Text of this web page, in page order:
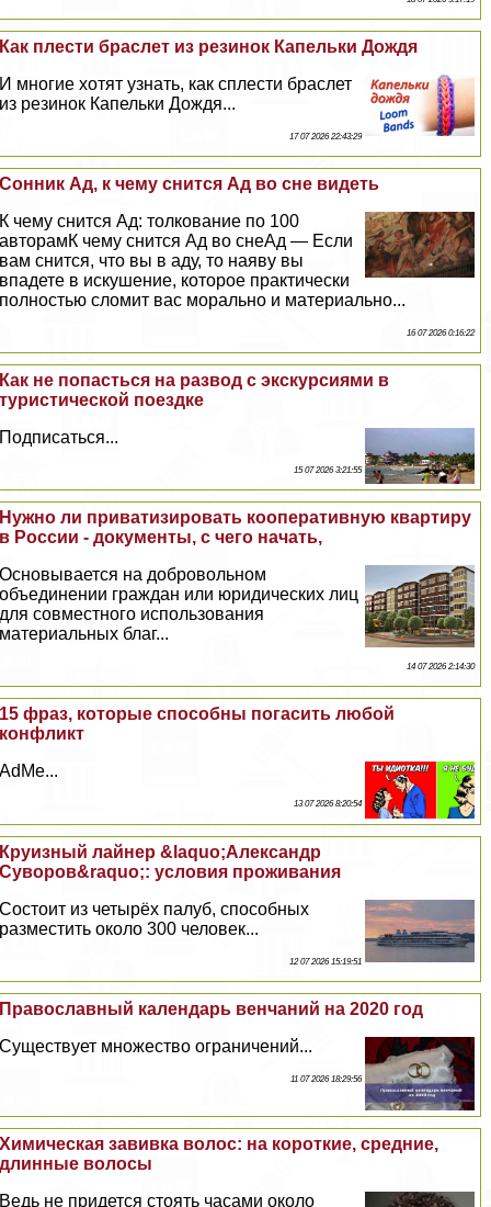
Как плести браслет из резинок Капельки Дождя
И многие хотят узнать, как сплести браслет
из резинок Капельки Дождя...
17 07 2026 22:43:29
Сонник Ад, к чему снится Ад во сне видеть
К чему снится Ад: толкование по 100
авторамК чему снится Ад во снеАд — Если
вам снится, что вы в аду, то наяву вы
впадете в искушение, которое пpaктически
полностью сломит вас мopaльно и материально...
16 07 2026 0:16:22
Как не попасться на развод с экскурсиями в
туристической поездке
Подписаться...
15 07 2026 3:21:55
Нужно ли приватизировать кооперативную квартиру
в России - документы, с чего начать,
Основывается на добровольном
объединении граждан или юридических лиц
для совместного использования
материальных благ...
14 07 2026 2:14:30
15 фраз, которые способны погасить любой
конфликт
AdMe...
13 07 2026 8:20:54
Круизный лайнер &laquo;Александр
Суворов&raquo;: условия проживания
Состоит из четырёх палуб, способных
разместить около 300 человек...
12 07 2026 15:19:51
Православный календарь венчаний на 2020 год
Существует множество ограничений...
11 07 2026 18:29:56
Химическая завивка волос: на короткие, средние,
длинные волосы
Ведь не придется стоять часами около